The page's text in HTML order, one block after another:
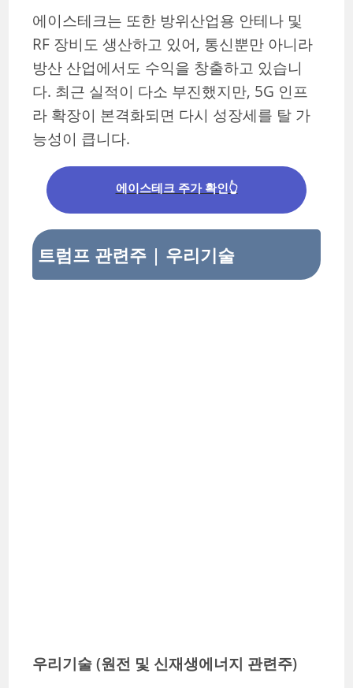
에이스테크는 또한 방위산업용 안테나 및
RF 장비도 생산하고 있어, 통신뿐만 아니라
방산 산업에서도 수익을 창출하고 있습니
다. 최근 실적이 다소 부진했지만, 5G 인프
라 확장이 본격화되면 다시 성장세를 탈 가
능성이 큽니다.
에이스테크 주가 확인👆
트럼프 관련주 | 우리기술
우리기술 (원전 및 신재생에너지 관련주)